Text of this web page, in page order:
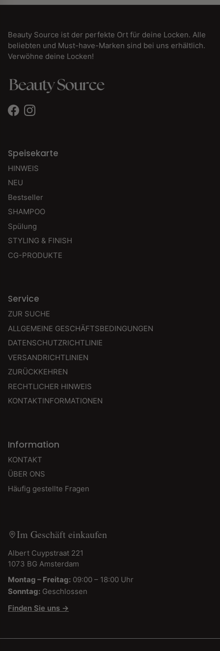
Beauty Source ist der perfekte Ort für deine Locken. Alle
beliebten und Must-have-Marken sind bei uns erhältlich.
Verwöhne deine Locken!
FacebookInstagram
Speisekarte
HINWEIS
NEU
Bestseller
SHAMPOO
Spülung
STYLING & FINISH
CG-PRODUKTE
Service
ZUR SUCHE
ALLGEMEINE GESCHÄFTSBEDINGUNGEN
DATENSCHUTZRICHTLINIE
VERSANDRICHTLINIEN
ZURÜCKKEHREN
RECHTLICHER HINWEIS
KONTAKTINFORMATIONEN
Information
KONTAKT
ÜBER ONS
Häufig gestellte Fragen
Im Geschäft einkaufen
Albert Cuypstraat 221
1073 BG Amsterdam
Montag – Freitag: 09:00 – 18:00 Uhr
Sonntag: Geschlossen
Finden Sie uns →